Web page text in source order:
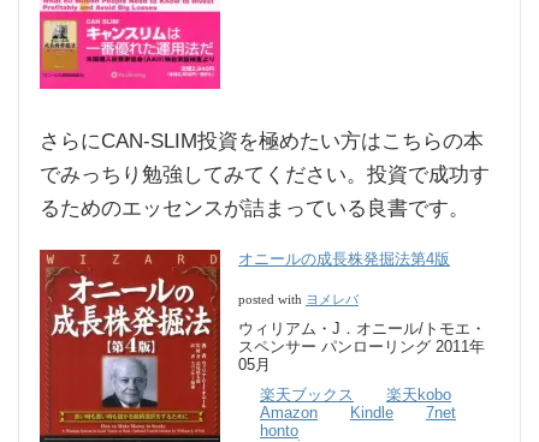
さらにCAN-SLIM投資を極めたい方はこちらの本
でみっちり勉強してみてください。投資で成功す
るためのエッセンスが詰まっている良書です。
オニールの成長株発掘法第4版
posted with ヨメレバ
ウィリアム・J．オニール/トモエ・
スペンサー パンローリング 2011年
05月
楽天ブックス
楽天kobo
Amazon
Kindle
7net
honto